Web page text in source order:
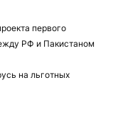
первого
РФ и Пакистаном
на льготных